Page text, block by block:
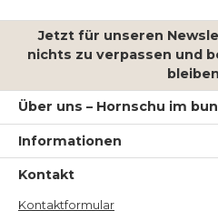
Jetzt für unseren
nichts zu verpassen und
Über uns – Hornschu im
Informationen
Kontakt
Kontaktformular